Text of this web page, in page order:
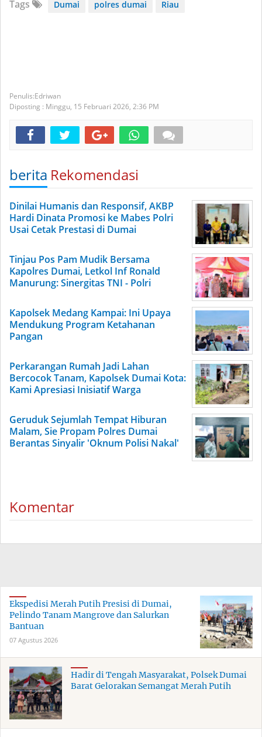
Tags Dumai polres dumai Riau
Edriwan
Diposting : Minggu, 15 Februari 2026, 2:36 PM
berita Rekomendasi
Dinilai Humanis dan Responsif, AKBP
Hardi Dinata Promosi ke Mabes Polri
Usai Cetak Prestasi di Dumai
Tinjau Pos Pam Mudik Bersama
Kapolres Dumai, Letkol Inf Ronald
Manurung: Sinergitas TNI - Polri
Kapolsek Medang Kampai: Ini Upaya
Mendukung Program Ketahanan
Pangan
Perkarangan Rumah Jadi Lahan
Bercocok Tanam, Kapolsek Dumai Kota:
Kami Apresiasi Inisiatif Warga
Geruduk Sejumlah Tempat Hiburan
Malam, Sie Propam Polres Dumai
Berantas Sinyalir 'Oknum Polisi Nakal'
Komentar
Ekspedisi Merah Putih Presisi di Dumai,
Pelindo Tanam Mangrove dan Salurkan
Bantuan
07 Agustus 2026
Hadir di Tengah Masyarakat, Polsek Dumai
Barat Gelorakan Semangat Merah Putih